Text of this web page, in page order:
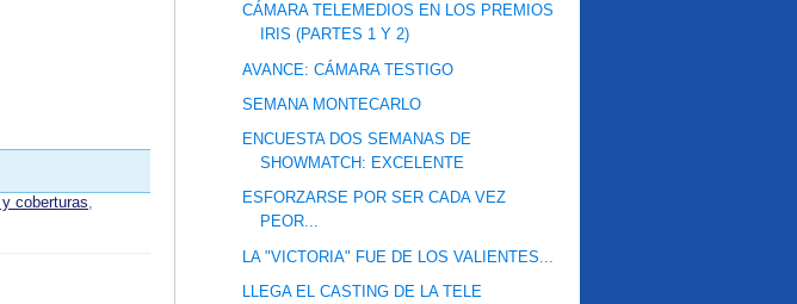
coberturas,
CÁMARA TELEMEDIOS EN LOS PREMIOS
IRIS (PARTES 1 Y 2)
AVANCE: CÁMARA TESTIGO
SEMANA MONTECARLO
ENCUESTA DOS SEMANAS DE
SHOWMATCH: EXCELENTE
ESFORZARSE POR SER CADA VEZ
PEOR...
LA "VICTORIA" FUE DE LOS VALIENTES...
LLEGA EL CASTING DE LA TELE